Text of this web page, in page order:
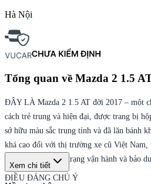
Hà Nội
Tổng quan về Mazda 2 1.5
ĐÂY LÀ Mazda 2 1.5 AT đời 2017 – một
cách trẻ trung và hiện đại, được trang bị
sở hữu màu sắc trung tính và đã lăn bánh
khá cao đối với thị trường xe cũ Việt
xét thật kỹ về tình trạng vận hành và bảo
ĐIỀU ĐÁNG CHÚ Ý
Xem chi tiết